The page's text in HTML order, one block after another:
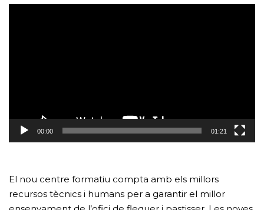
00:00 01:21
El nou centre formatiu compta amb els millors
recursos tècnics i humans per a garantir el millor